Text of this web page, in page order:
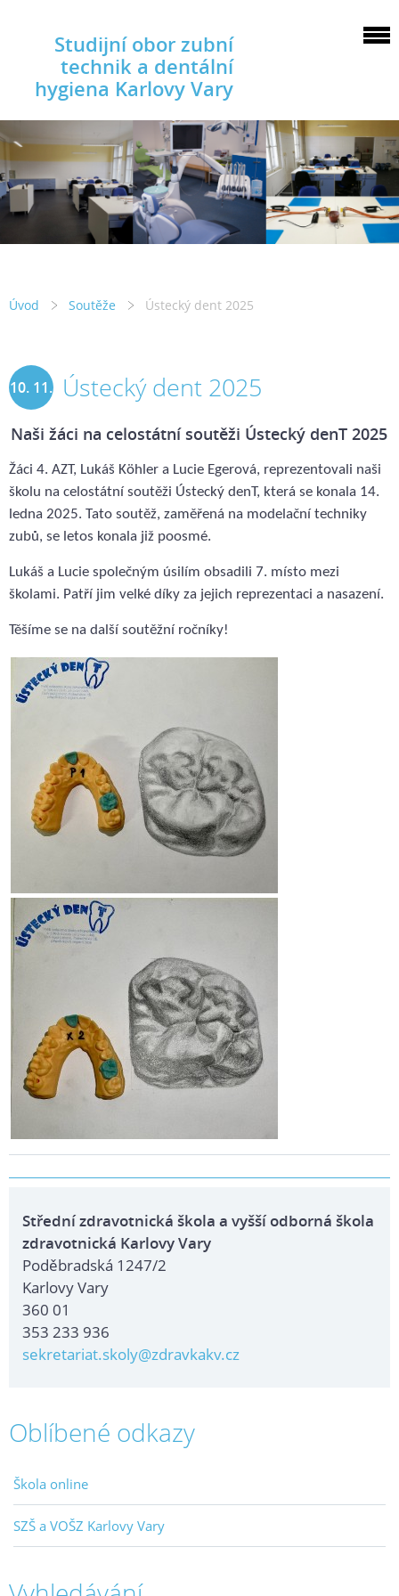
Studijní obor zubní
technik a dentální
hygiena Karlovy Vary
Úvod Soutěže Ústecký dent 2025
10. 11.
2025
Ústecký dent 2025
Naši žáci na celostátní soutěži Ústecký denT 2025
Žáci 4. AZT, Lukáš Köhler a Lucie Egerová, reprezentovali naši
školu na celostátní soutěži Ústecký denT, která se konala 14.
ledna 2025. Tato soutěž, zaměřená na modelační techniky
zubů, se letos konala již poosmé.
Lukáš a Lucie společným úsilím obsadili 7. místo mezi
školami. Patří jim velké díky za jejich reprezentaci a nasazení.
Těšíme se na další soutěžní ročníky!
Střední zdravotnická škola a vyšší odborná škola
zdravotnická Karlovy Vary
Poděbradská 1247/2
Karlovy Vary
360 01
353 233 936
sekretariat.skoly@zdravkakv.cz
Oblíbené odkazy
Škola online
SZŠ a VOŠZ Karlovy Vary